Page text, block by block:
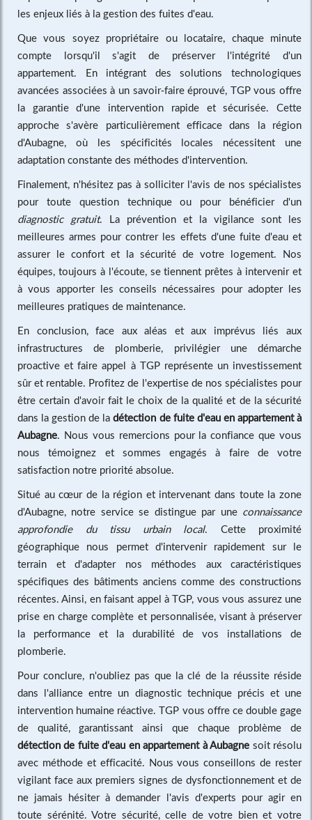
les enjeux liés à la gestion des fuites d'eau.
Que vous soyez propriétaire ou locataire, chaque minute
compte lorsqu'il s'agit de préserver l'intégrité d'un
appartement. En intégrant des solutions technologiques
avancées associées à un savoir-faire éprouvé, TGP vous offre
la garantie d'une intervention rapide et sécurisée. Cette
approche s'avère particulièrement efficace dans la région
d'Aubagne, où les spécificités locales nécessitent une
adaptation constante des méthodes d'intervention.
Finalement, n'hésitez pas à solliciter l'avis de nos spécialistes
pour toute question technique ou pour bénéficier d'un
diagnostic gratuit. La prévention et la vigilance sont les
meilleures armes pour contrer les effets d'une fuite d'eau et
assurer le confort et la sécurité de votre logement. Nos
équipes, toujours à l'écoute, se tiennent prêtes à intervenir et
à vous apporter les conseils nécessaires pour adopter les
meilleures pratiques de maintenance.
En conclusion, face aux aléas et aux imprévus liés aux
infrastructures de plomberie, privilégier une démarche
proactive et faire appel à TGP représente un investissement
sûr et rentable. Profitez de l'expertise de nos spécialistes pour
être certain d'avoir fait le choix de la qualité et de la sécurité
dans la gestion de ladétection de fuite d'eau en appartement à
Aubagne. Nous vous remercions pour la confiance que vous
nous témoignez et sommes engagés à faire de votre
satisfaction notre priorité absolue.
Situé au cœur de la région et intervenant dans toute la zone
d'Aubagne, notre service se distingue par une connaissance
approfondie du tissu urbain local. Cette proximité
géographique nous permet d'intervenir rapidement sur le
terrain et d'adapter nos méthodes aux caractéristiques
spécifiques des bâtiments anciens comme des constructions
récentes. Ainsi, en faisant appel à TGP, vous vous assurez une
prise en charge complète et personnalisée, visant à préserver
la performance et la durabilité de vos installations de
plomberie.
Pour conclure, n'oubliez pas que la clé de la réussite réside
dans l'alliance entre un diagnostic technique précis et une
intervention humaine réactive. TGP vous offre ce double gage
de qualité, garantissant ainsi que chaque problème de
détection de fuite d'eau en appartement à Aubagne soit résolu
avec méthode et efficacité. Nous vous conseillons de rester
vigilant face aux premiers signes de dysfonctionnement et de
ne jamais hésiter à demander l'avis d'experts pour agir en
toute sérénité. Votre sécurité, celle de votre bien et votre